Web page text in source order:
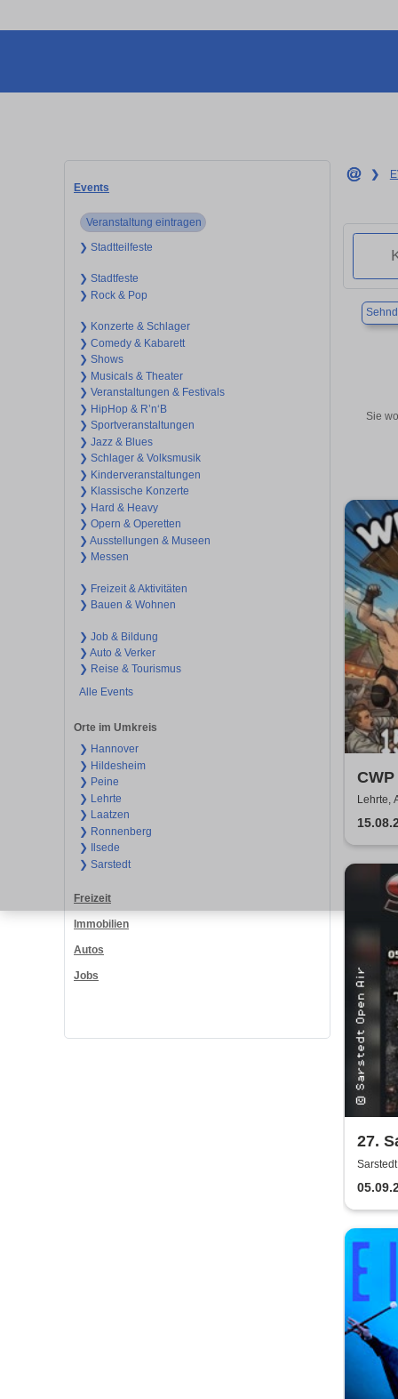
Events
Veranstaltung eintragen
❯ Stadtteilfeste
❯ Stadtfeste
❯ Rock & Pop
❯ Konzerte & Schlager
❯ Comedy & Kabarett
❯ Shows
❯ Musicals & Theater
❯ Veranstaltungen & Festivals
❯ HipHop & R’n‘B
❯ Sportveranstaltungen
❯ Jazz & Blues
❯ Schlager & Volksmusik
❯ Kinderveranstaltungen
❯ Klassische Konzerte
❯ Hard & Heavy
❯ Opern & Operetten
❯ Ausstellungen & Museen
❯ Messen
❯ Freizeit & Aktivitäten
❯ Bauen & Wohnen
❯ Job & Bildung
❯ Auto & Verker
❯ Reise & Tourismus
Alle Events
Orte im Umkreis
❯ Hannover
❯ Hildesheim
❯ Peine
❯ Lehrte
❯ Laatzen
❯ Ronnenberg
❯ Ilsede
❯ Sarstedt
Freizeit
Immobilien
Autos
Jobs
❯
Sie
Lehrte,
27.